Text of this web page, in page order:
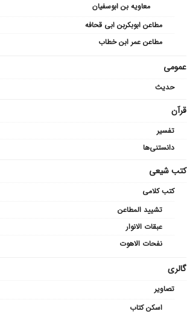
معاویه بن ابوسفیان
مطاعن ابوبکربن ابی قحافه
مطاعن عمر ابن خطاب
عمومی
حدیث
قرآن
تفسیر
دانستنی‌ها
کتب شیعی
کتب کلامی
تشیید المطاعن
عبقات الانوار
نفحات الاهوت
گالری
تصاویر
اسکن کتاب